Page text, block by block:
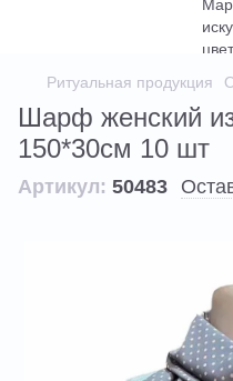
Ритуальная продукция
Шарф женский
150*30см 10 шт
Артикул: 50483